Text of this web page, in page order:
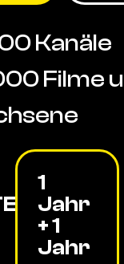
Kanäle
Filme
1
Jahr
+ 1
Jahr